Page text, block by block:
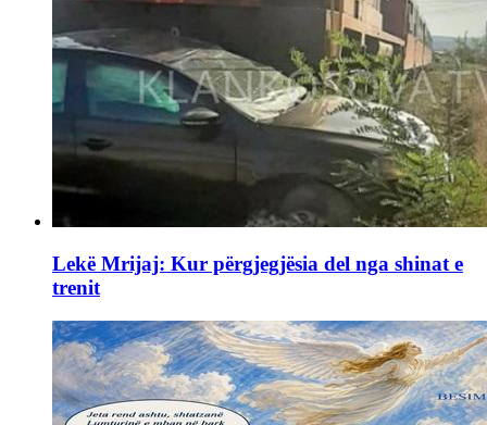
Lekë Mrijaj: Kur përgjegjësia del nga shinat e
trenit